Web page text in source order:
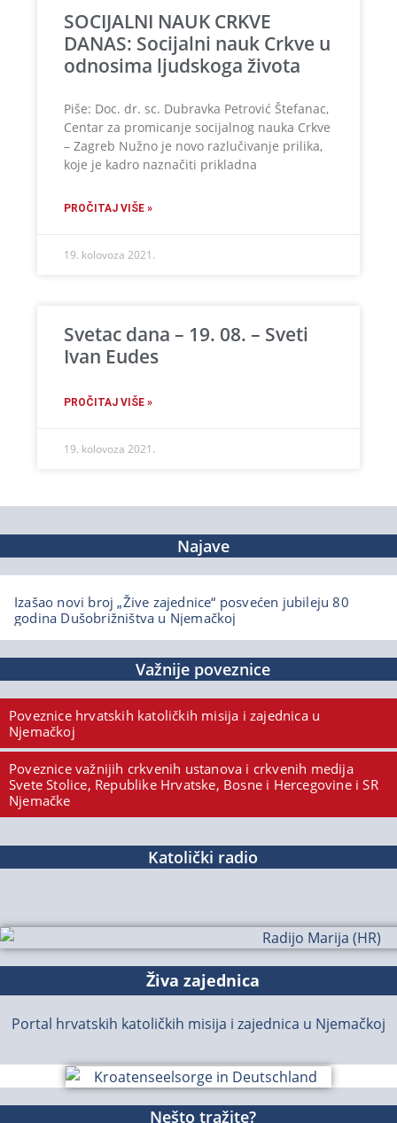
SOCIJALNI NAUK CRKVE
DANAS: Socijalni nauk Crkve u
odnosima ljudskoga života
Piše: Doc. dr. sc. Dubravka Petrović Štefanac,
Centar za promicanje socijalnog nauka Crkve
– Zagreb Nužno je novo razlučivanje prilika,
koje je kadro naznačiti prikladna
PROČITAJ VIŠE »
19. kolovoza 2021.
Svetac dana – 19. 08. – Sveti
Ivan Eudes
PROČITAJ VIŠE »
19. kolovoza 2021.
Najave
Izašao novi broj „Žive zajednice“ posvećen jubileju 80
godina Dušobrižništva u Njemačkoj
Važnije poveznice
Poveznice hrvatskih katoličkih misija i zajednica u
Njemačkoj
Poveznice važnijih crkvenih ustanova i crkvenih medija
Svete Stolice, Republike Hrvatske, Bosne i Hercegovine i SR
Njemačke
Katolički radio
Živa zajednica
Portal hrvatskih katoličkih misija i zajednica u Njemačkoj
Nešto tražite?